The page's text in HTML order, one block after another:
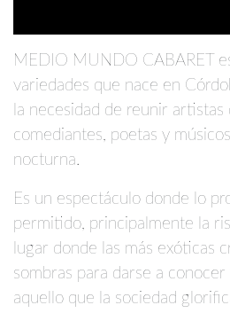
MEDIO MUNDO CABARET
variedades que nace en
la necesidad de reunir artistas
comediantes, poetas y
nocturna.
Es un espectáculo donde lo
permitido, principalmente la
lugar donde las más exóticas
sombras para darse a
aquello que la sociedad